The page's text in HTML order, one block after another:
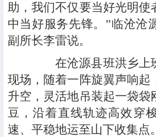
助，我们不仅要当好光明
中当好服务先锋。”临沧沧
副所长李雷说。
在沧源县班洪乡上
现场，随着一阵旋翼声响起
升空，灵活地吊装起一袋袋
豆，沿着直线轨迹高效穿
速、平稳地运至山下收集点。